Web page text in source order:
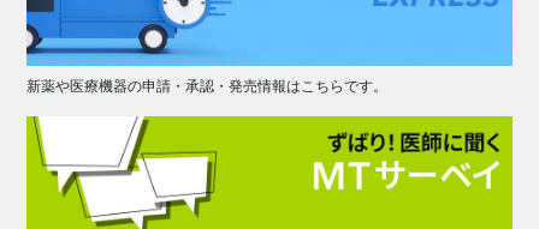
新薬や医療機器の申請・承認・発売情報はこちらです。